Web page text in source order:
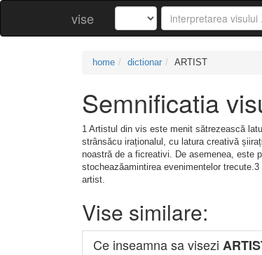
vise
home dictionar ARTIST
Semnificatia
1 Artistul din vis este menit sătrezească
strânsăcu iraționalul, cu latura creativă
noastră de a ficreativi. De asemenea, este
stocheazăamintirea evenimentelor
artist.
Vise similare:
Ce inseamna sa visezi